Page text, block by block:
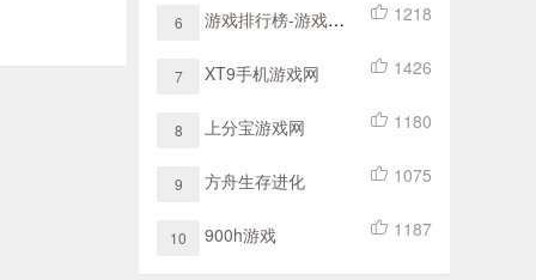
6 游戏排行榜-游戏排行榜前十名-热门手游排行榜 - 火鸟游戏 1218
7 XT9手机游戏网 1426
8 上分宝游戏网 1180
9 方舟生存进化 1075
10 900h游戏 1187